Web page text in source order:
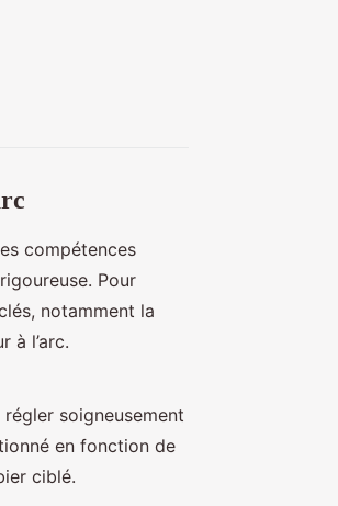
compétences
Pour
notamment la
à l’arc.
soigneusement
en fonction de
ciblé.